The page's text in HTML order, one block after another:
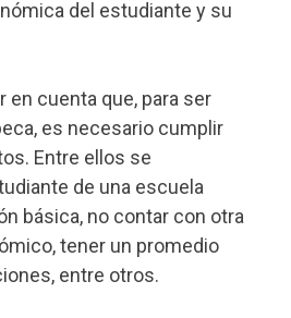
del estudiante y su
en cuenta que, para ser
es necesario cumplir
Entre ellos se
de una escuela
básica, no contar con otra
tener un promedio
entre otros.